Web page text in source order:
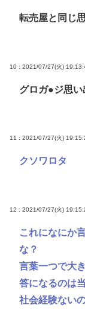
転売屋と同じ
10 : 2021/07/27(火)
グロガ●ジ思い
11 : 2021/07/27(火)
クソワロタ
12 : 2021/07/27(火)
これになにか
な？
言葉一つで大
答になるのは
社会経験ない